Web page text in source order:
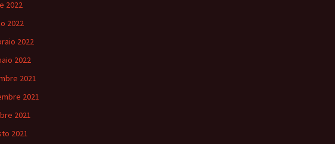
2022
2022
2022
2022
2021
2021
2021
2021